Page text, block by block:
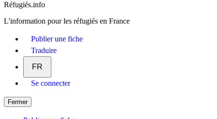
Réfugiés.info
L'information pour les réfugiés en France
Publier une fiche
Traduire
FR
Se connecter
Fermer